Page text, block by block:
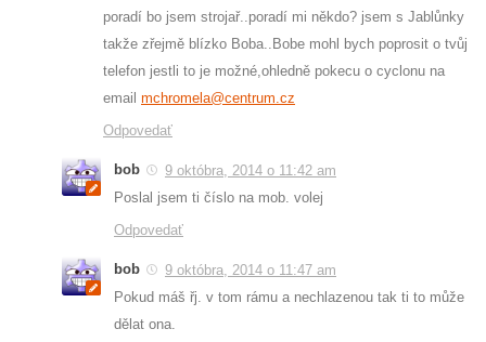
poradí bo jsem strojař..poradí mi někdo? jsem s Jablůnky
takže zřejmě blízko Boba..Bobe mohl bych poprosit o tvůj
telefon jestli to je možné,ohledně pokecu o cyclonu na
email mchromela@centrum.cz
Odpovedať
bob
9 októbra, 2014 o 11:42 am
Poslal jsem ti číslo na mob. volej
Odpovedať
bob
9 októbra, 2014 o 11:47 am
Pokud máš řj. v tom rámu a nechlazenou tak ti to může
dělat ona.